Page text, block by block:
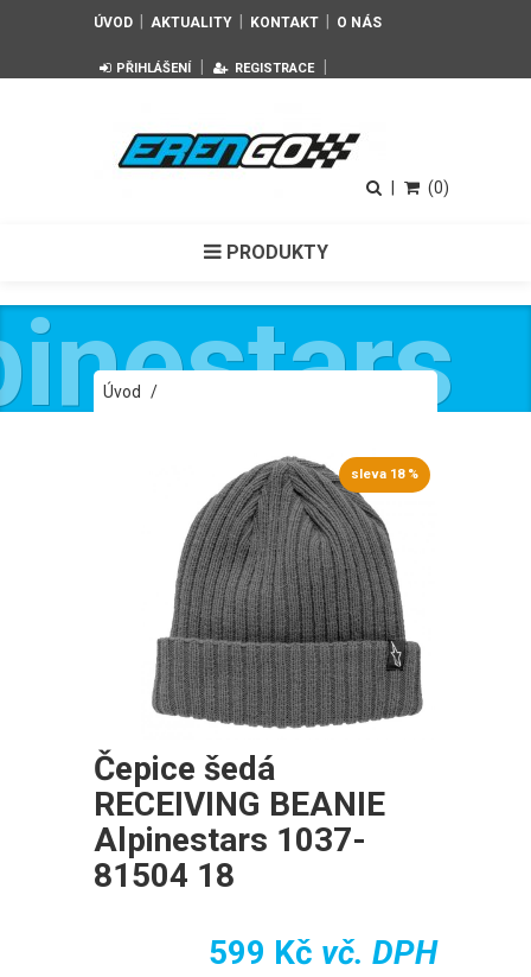
ÚVOD AKTUALITY KONTAKT O NÁS
PŘIHLÁŠENÍ REGISTRACE
(0)
PRODUKTY
Úvod /
sleva 18 %
Čepice šedá
RECEIVING BEANIE
Alpinestars 1037-
81504 18
599 Kč vč. DPH